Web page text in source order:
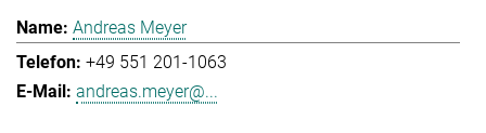
Andreas Meyer
+49 551 201-1063
andreas.meyer@...